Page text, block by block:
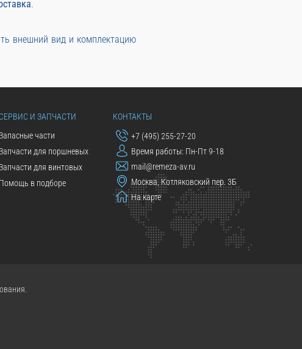
.
внешний вид и комплектацию
СЕРВИС И ЗАПЧАСТИ
части
для поршневых
для винтовых
Помощь в подборе
КОНТАКТЫ
+7 (495) 255-27-20
Время работы: Пн-Пт 9-18
mail@remeza-av.ru
Москва, Котляковский пер. 3Б
На карте